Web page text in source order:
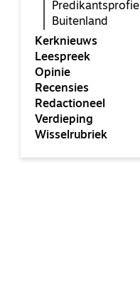
Predikantsprofiel
Buitenland
Kerknieuws
Leespreek
Opinie
Recensies
Redactioneel
Verdieping
Wisselrubriek